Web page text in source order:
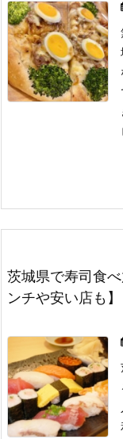
茨城県で寿司食
ンチや安い店も】